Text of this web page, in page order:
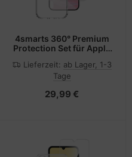
4smarts 360° Premium
Protection Set für Apple
Lieferzeit: ab Lager, 1-3
Tage
29,99 €